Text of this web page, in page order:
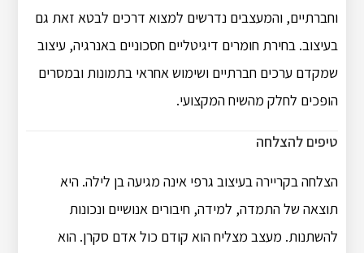
וחברתיים, והמעצבים נדרשים למצוא דרכים לבטא זאת גם
בעיצוב. בחירת חומרים דיגיטליים חסכוניים באנרגיה, עיצוב
שמקדם ערכים חברתיים ושימוש אחראי בתמונות ובמסרים
הופכים לחלק מהשיח המקצועי.
טיפים להצלחה
הצלחה בקריירה בעיצוב גרפי אינה מגיעה בן לילה. היא
תוצאה של התמדה, למידה, חיבורים אנושיים ונכונות
להשתנות. מעצב מצליח הוא קודם כול אדם סקרן. הוא